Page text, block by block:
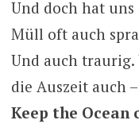
Und doch hat
Müll oft auch
Und auch traurig.
die Auszeit auch
Keep the Ocean